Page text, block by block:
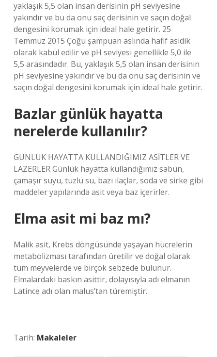
yaklaşık 5,5 olan insan derisinin pH seviyesine
yakındır ve bu da onu saç derisinin ve saçın doğal
dengesini korumak için ideal hale getirir. 25
Temmuz 2015 Çoğu şampuan aslında hafif asidik
olarak kabul edilir ve pH seviyesi genellikle 5,0 ile
5,5 arasındadır. Bu, yaklaşık 5,5 olan insan derisinin
pH seviyesine yakındır ve bu da onu saç derisinin ve
saçın doğal dengesini korumak için ideal hale getirir.
Bazlar günlük hayatta
nerelerde kullanılır?
GÜNLÜK HAYATTA KULLANDIĞIMIZ ASİTLER VE
LAZERLER Günlük hayatta kullandığımız sabun,
çamaşır suyu, tuzlu su, bazı ilaçlar, soda ve sirke gibi
maddeler yapılarında asit veya baz içerirler.
Elma asit mi baz mı?
Malik asit, Krebs döngüsünde yaşayan hücrelerin
metabolizması tarafından üretilir ve doğal olarak
tüm meyvelerde ve birçok sebzede bulunur.
Elmalardaki baskın asittir, dolayısıyla adı elmanın
Latince adı olan malus’tan türemiştir.
Tarih: Makaleler